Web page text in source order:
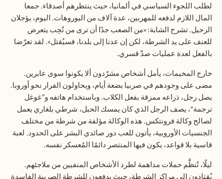
لطلب اللجوء السياسي في ألمانيا، حيث ينتظرهم أصدقاء. جمعا
المال اللازم لدفعه للمهربين، عدة آلاف من اليوروهات. اليوم، يؤجلان
الرحيل. تشرح الشابة: «من الصعب جدًا أن ترى من تُحِب يتعرض
للعنف على يد الشرطة، لكن إن عدنا إلى بلدنا، فسيُقتل». لقد تعرّضا
بالفعل لعدة عمليات صدّ قسري.
خارج المخيمات، يأمل أشخاص مشرّدون ألا يكونوا سوى عابرين.
مضى على وجودهم في صربيا بضعة أيام، ويحاولون الفرار نحو أوروبا.
يصل رجل، ذراعه ممزقة بفعل الكلاب. وباستخدام هاتفه و”غوغل
ترجمة“، يصف الرجل الذي كان يمسك الحبل، شرطي بلغاري يعمل
لصالح وكالة فرونتكس. هذه الوكالة مؤلفة من شرطة من مختلف
الجنسيات الأوروبية، يأتون للعب دور صائدي البشر على الحدود. لعبة
قاسية بلا قواعد، يكون فيها المنتصر دائمًا المُعسكر نفسه.
ليلًا، تُنظَّم حملات مداهمة لطرد الأشخاص المنفيين من ملاجئهم.
يُقتادون إلى مراكز الشرطة، حيث يدفعون للشرطة الصربية الفاسدة